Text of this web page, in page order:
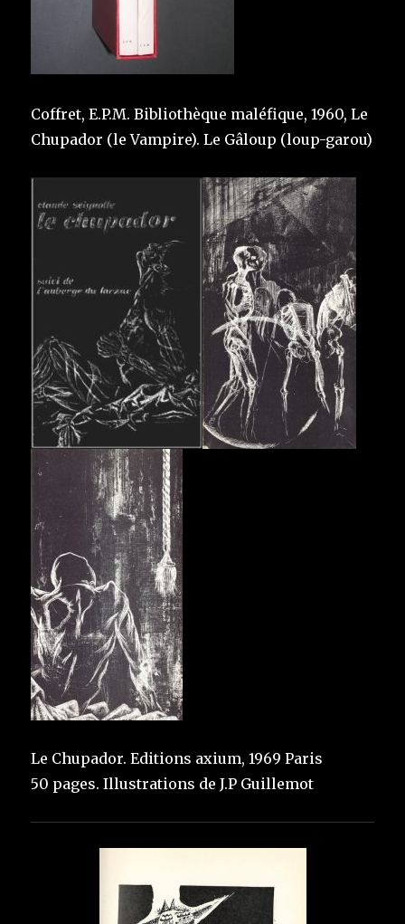
Coffret, E.P.M. Bibliothèque maléfique, 1960, Le
Chupador (le Vampire). Le Gâloup (loup-garou)
Le Chupador. Editions axium, 1969 Paris
50 pages. Illustrations de J.P Guillemot